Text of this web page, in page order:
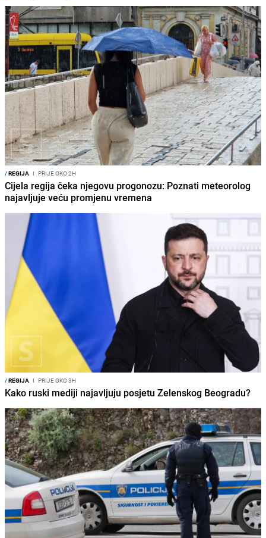
/REGIJA I PRIJE OKO 2H
Cijela regija čeka njegovu progonozu: Poznati meteorolog
najavljuje veću promjenu vremena
/REGIJA I PRIJE OKO 3H
Kako ruski mediji najavljuju posjetu Zelenskog Beogradu?